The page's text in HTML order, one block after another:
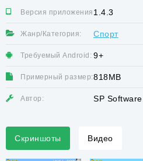
Версия приложения:1.4.3
Жанр/Категория: Спорт
Требуемый Android: 9+
Примерный размер:818MB
Автор: SP
Скриншоты Видео